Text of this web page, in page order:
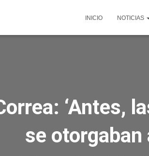
INICIO NOTICIAS
‘Antes,
se otorgaban